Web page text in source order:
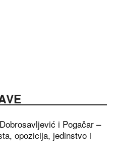
i Pogačar –
opozicija, jedinstvo i